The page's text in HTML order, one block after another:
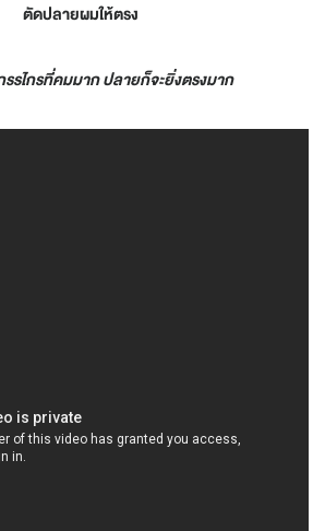
ตัดปลายผมให้ตรง
รรไกรที่คมมาก ปลายก็จะยิ่งตรงมาก